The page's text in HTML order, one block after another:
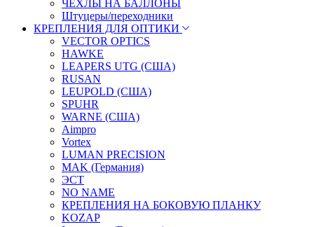
ЧЕХЛЫ НА БАЛЛОНЫ
Штуцеры/переходники
КРЕПЛЕНИЯ ДЛЯ ОПТИКИ
VECTOR OPTICS
HAWKE
LEAPERS UTG (США)
RUSAN
LEUPOLD (США)
SPUHR
WARNE (США)
Aimpro
Vortex
LUMAN PRECISION
MAK (Германия)
ЭСТ
NO NAME
КРЕПЛЕНИЯ НА БОКОВУЮ ПЛАНКУ
KOZAP